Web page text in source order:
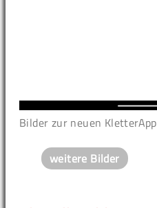
Bilder zur neuen KletterApp
weitere Bilder